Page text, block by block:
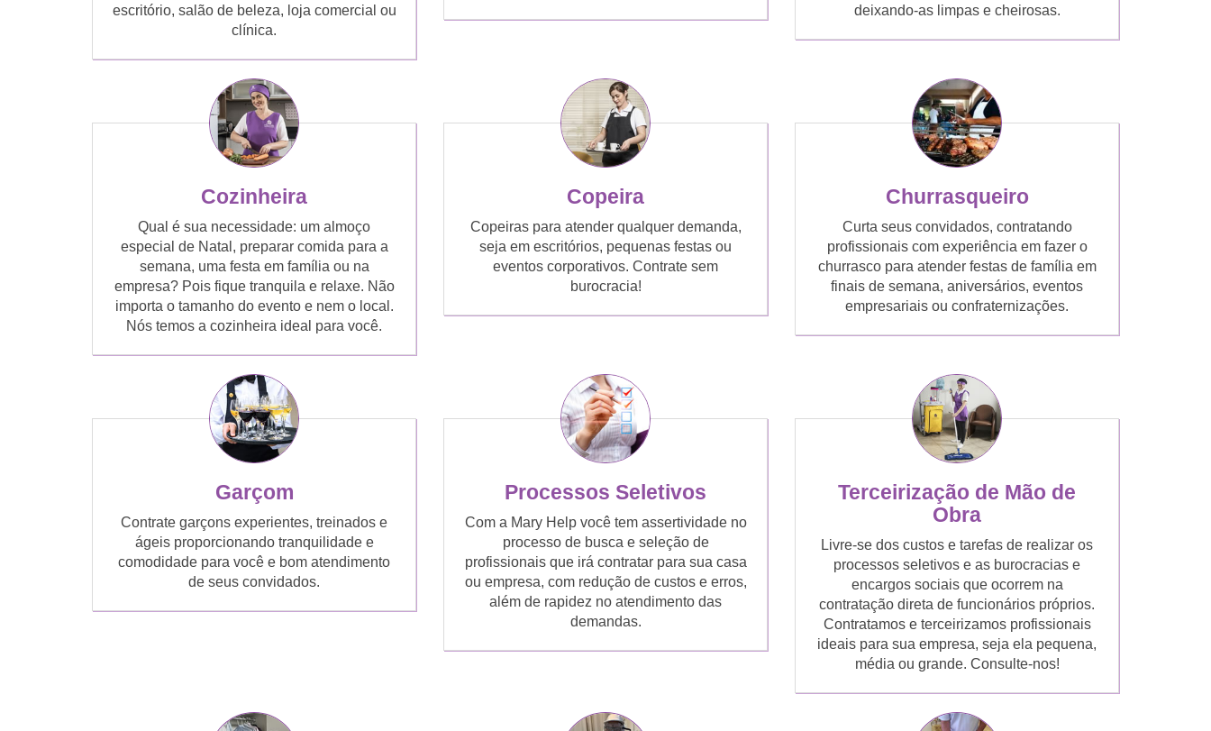
escritório, salão de beleza, loja comercial ou
clínica.
deixando-as limpas e cheirosas.
Cozinheira
Qual é sua necessidade: um almoço
especial de Natal, preparar comida para a
semana, uma festa em família ou na
empresa? Pois fique tranquila e relaxe. Não
importa o tamanho do evento e nem o local.
Nós temos a cozinheira ideal para você.
Copeira
Copeiras para atender qualquer demanda,
seja em escritórios, pequenas festas ou
eventos corporativos. Contrate sem
burocracia!
Churrasqueiro
Curta seus convidados, contratando
profissionais com experiência em fazer o
churrasco para atender festas de família em
finais de semana, aniversários, eventos
empresariais ou confraternizações.
Garçom
Contrate garçons experientes, treinados e
ágeis proporcionando tranquilidade e
comodidade para você e bom atendimento
de seus convidados.
Processos Seletivos
Com a Mary Help você tem assertividade no
processo de busca e seleção de
profissionais que irá contratar para sua casa
ou empresa, com redução de custos e erros,
além de rapidez no atendimento das
demandas.
Terceirização de Mão de
Obra
Livre-se dos custos e tarefas de realizar os
processos seletivos e as burocracias e
encargos sociais que ocorrem na
contratação direta de funcionários próprios.
Contratamos e terceirizamos profissionais
ideais para sua empresa, seja ela pequena,
média ou grande. Consulte-nos!